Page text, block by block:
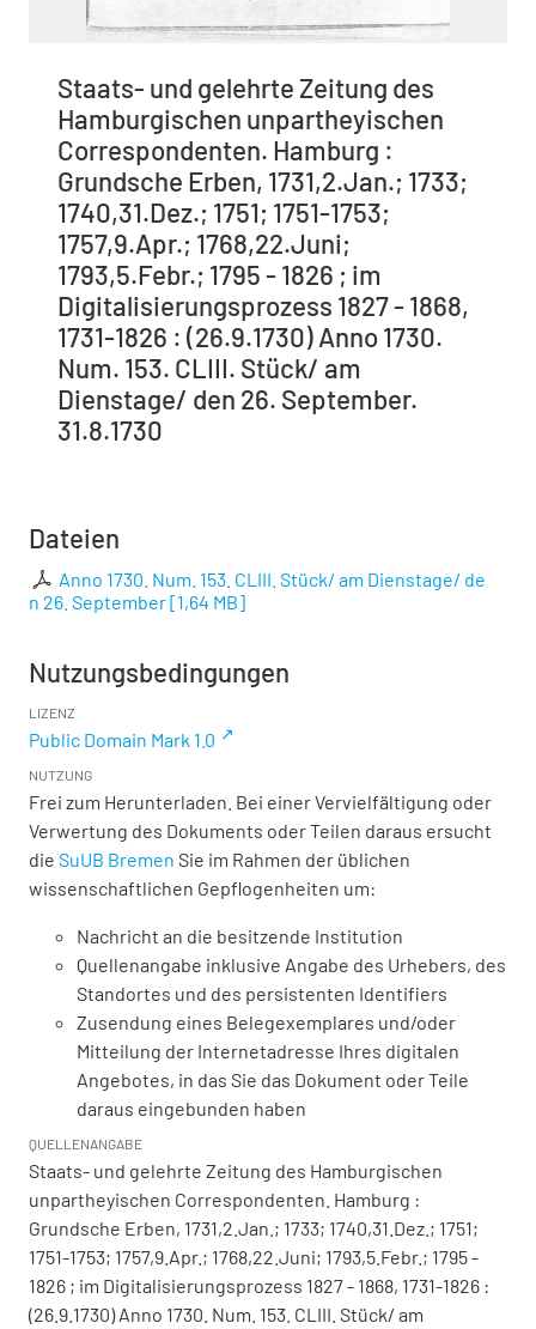
Staats- und gelehrte Zeitung des
Hamburgischen unpartheyischen
Correspondenten. Hamburg :
Grundsche Erben, 1731,2.Jan.; 1733;
1740,31.Dez.; 1751; 1751-1753;
1757,9.Apr.; 1768,22.Juni;
1793,5.Febr.; 1795 - 1826 ; im
Digitalisierungsprozess 1827 - 1868,
1731-1826 : (26.9.1730) Anno 1730.
Num. 153. CLIII. Stück/ am
Dienstage/ den 26. September.
31.8.1730
Dateien
Anno 1730. Num. 153. CLIII. Stück/ am Dienstage/ de
n 26. September[1,64 MB]
Nutzungsbedingungen
LIZENZ
Public Domain Mark 1.0
NUTZUNG
Frei zum Herunterladen. Bei einer Vervielfältigung oder
Verwertung des Dokuments oder Teilen daraus ersucht
die SuUB Bremen Sie im Rahmen der üblichen
wissenschaftlichen Gepflogenheiten um:
Nachricht an die besitzende Institution
Quellenangabe inklusive Angabe des Urhebers, des
Standortes und des persistenten Identifiers
Zusendung eines Belegexemplares und/oder
Mitteilung der Internetadresse Ihres digitalen
Angebotes, in das Sie das Dokument oder Teile
daraus eingebunden haben
QUELLENANGABE
Staats- und gelehrte Zeitung des Hamburgischen
unpartheyischen Correspondenten. Hamburg :
Grundsche Erben, 1731,2.Jan.; 1733; 1740,31.Dez.; 1751;
1751-1753; 1757,9.Apr.; 1768,22.Juni; 1793,5.Febr.; 1795 -
1826 ; im Digitalisierungsprozess 1827 - 1868, 1731-1826 :
(26.9.1730) Anno 1730. Num. 153. CLIII. Stück/ am